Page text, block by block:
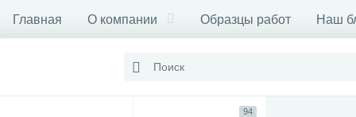
Главная О компании Образцы работ Наш
94